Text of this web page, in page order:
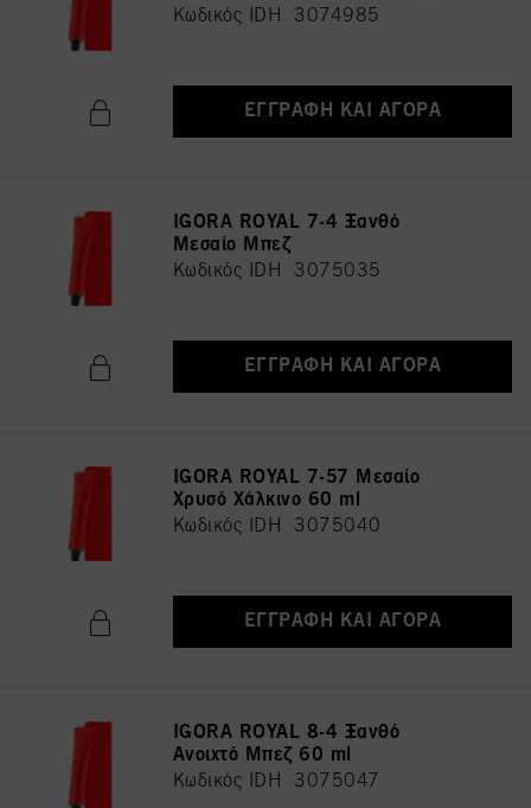
Κωδικός IDH 3074985
ΕΓΓΡΑΦΉ ΚΑΙ ΑΓΟΡΆ
IGORA ROYAL 7-4 Ξανθό
Μεσαίο Μπεζ
Κωδικός IDH 3075035
ΕΓΓΡΑΦΉ ΚΑΙ ΑΓΟΡΆ
IGORA ROYAL 7-57 Μεσαίο
Χρυσό Χάλκινο 60 ml
Κωδικός IDH 3075040
ΕΓΓΡΑΦΉ ΚΑΙ ΑΓΟΡΆ
IGORA ROYAL 8-4 Ξανθό
Ανοιχτό Μπεζ 60 ml
Κωδικός IDH 3075047